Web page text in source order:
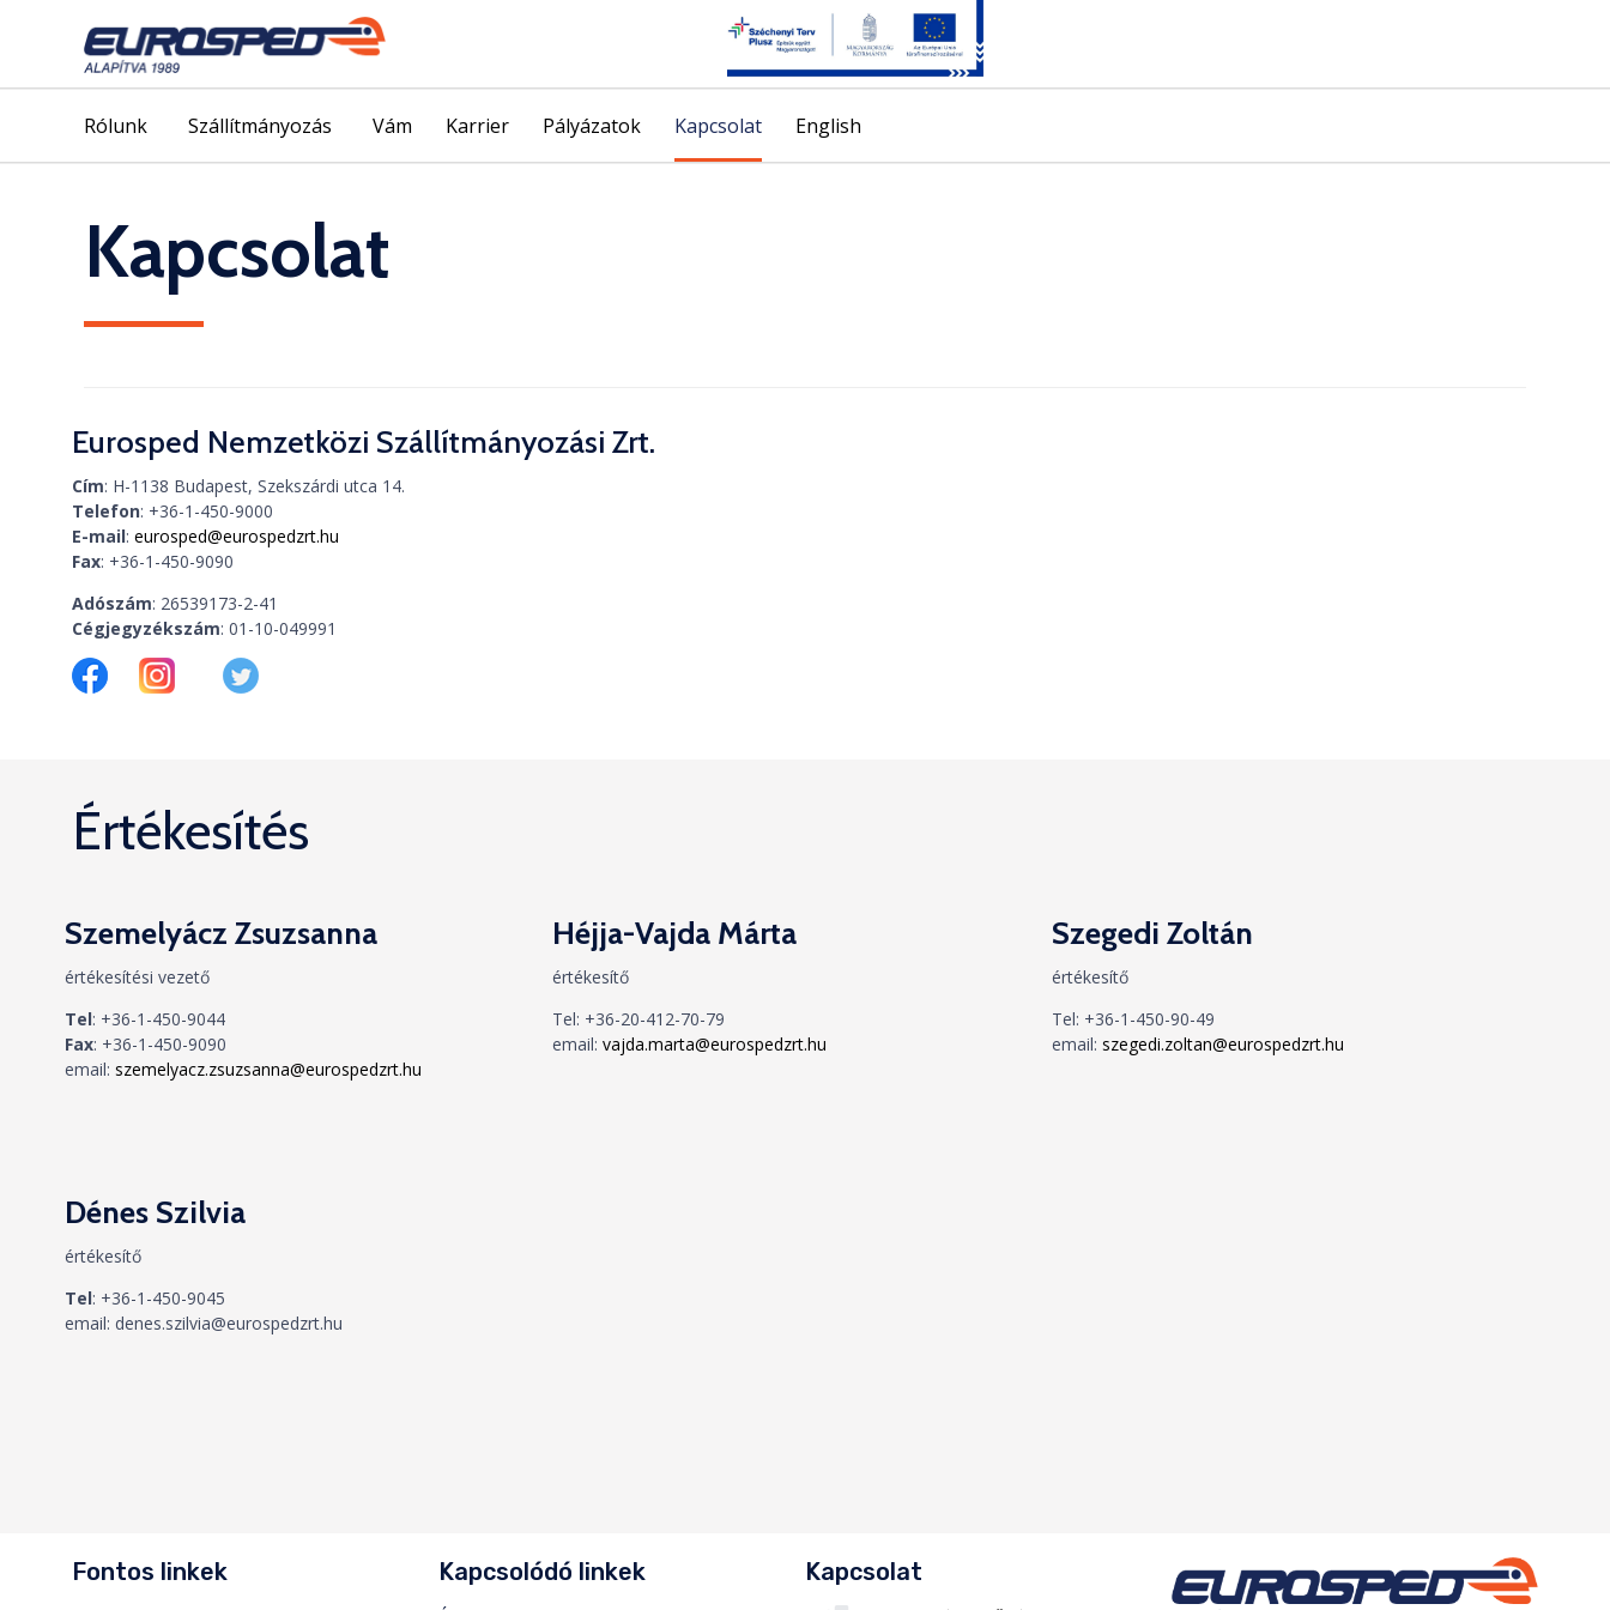
to
Rólunk Szállítmányozás Vám Karrier Pályázatok Kapcsolat English
Kapcsolat
Eurosped Nemzetközi Szállítmányozási Zrt.
Cím: H-1138 Budapest, Szekszárdi utca 14.
Telefon: +36-1-450-9000
E-mail: eurosped@eurospedzrt.hu
Fax: +36-1-450-9090
Adószám: 26539173-2-41
Cégjegyzékszám: 01-10-049991
Értékesítés
Szemelyácz Zsuzsanna
értékesítési vezető
Tel: +36-1-450-9044
Fax: +36-1-450-9090
email: szemelyacz.zsuzsanna@eurospedzrt.hu
Dénes Szilvia
értékesítő
Tel: +36-1-450-9045
email: denes.szilvia@eurospedzrt.hu
Héjja-Vajda Márta
értékesítő
Tel: +36-20-412-70-79
email: vajda.marta@eurospedzrt.hu
Szegedi Zoltán
értékesítő
Tel: +36-1-450-90-49
email:szegedi.zoltan@eurospedzrt.hu
Fontos linkek Kapcsolódó linkek Kapcsolat